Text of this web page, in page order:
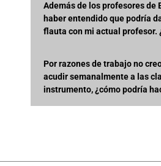
Además de los profesores de
haber entendido que podría
flauta con mi actual profesor.
Por razones de trabajo no
acudir semanalmente a las
instrumento, ¿cómo podría